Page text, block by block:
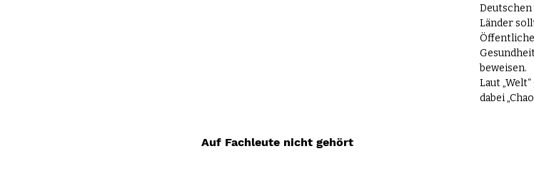
Deutschen
Länder
beweisen.
Laut
dabei
Auf Fachleute nicht gehört